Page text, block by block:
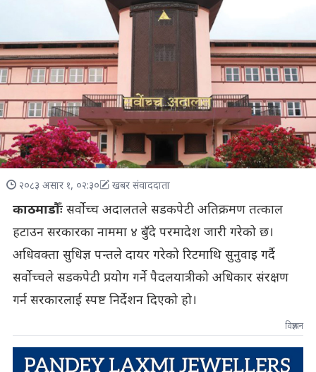
२०८३ असार १, ०२:३० खबर संवाददाता
काठमाडौँःसर्वोच्च अदालतले सडकपेटी अतिक्रमण तत्काल
हटाउन सरकारका नाममा ४ बुँदे परमादेश जारी गरेको छ।
अधिवक्ता सुधिज्ञ पन्तले दायर गरेको रिटमाथि सुनुवाइ गर्दै
सर्वोच्चले सडकपेटी प्रयोग गर्ने पैदलयात्रीको अधिकार संरक्षण
गर्न सरकारलाई स्पष्ट निर्देशन दिएको हो।
विज्ञापन